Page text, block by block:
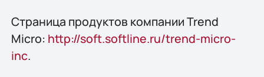
Страница продуктов компании Trend
Micro: http://soft.softline.ru/trend-micro-
inc.